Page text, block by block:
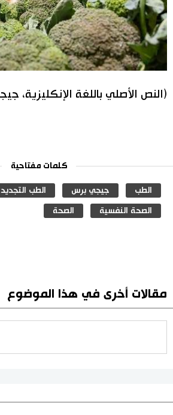
(النص الأصلي باللغة الإنكليزية،
كلمات مفتاحية
الطب جيجي برس الطب
الصحة النفسية الصحة
مقالات أخرى في هذا الموضوع